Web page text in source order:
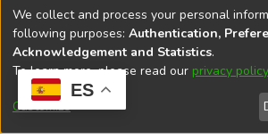
ES
We collect and process your personal
following purposes: Authentication,
Acknowledgement and Statistics.
To learn more, please read our privacy policy
Customize